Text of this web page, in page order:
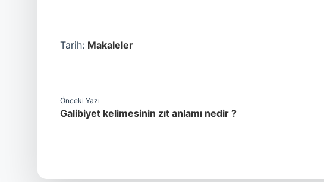
Tarih: Makaleler
Önceki Yazı
Galibiyet kelimesinin zıt anlamı nedir ?